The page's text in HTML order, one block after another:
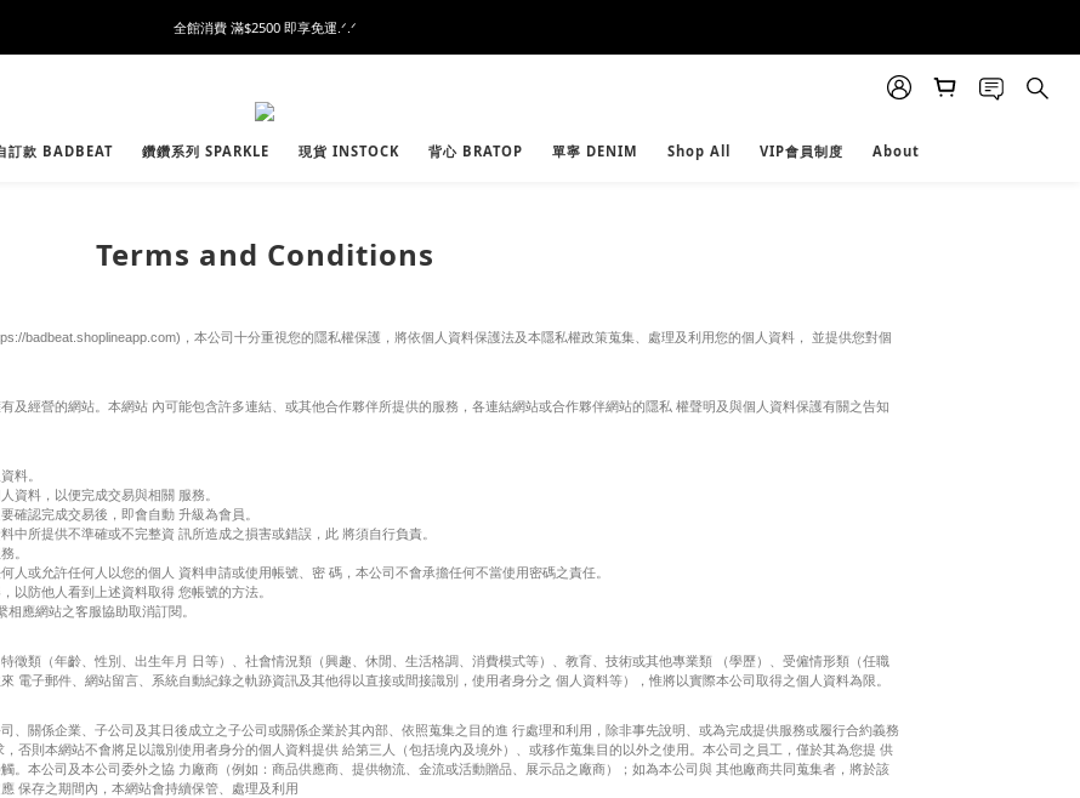
全館消費 滿$2500 即享免運.ᐟ.ᐟ
訂款 BADBEAT 鑽鑽系列 SPARKLE 現貨 INSTOCK 背心 BRATOP 單寧 DENIM Shop All VIP會員制度 About
Terms and Conditions
badbeat.shoplineapp.com)，本公司十分重視您的隱私權保護，將依個人資料保護法及本隱私權政策蒐集、處理及利用您的個人資料， 並提供您對個
及經營的網站。本網站 內可能包含許多連結、或其他合作夥伴所提供的服務，各連結網站或合作夥伴網站的隱私 權聲明及與個人資料保護有關之告知
料。
資料，以便完成交易與相關 服務。
確認完成交易後，即會自動 升級為會員。
所提供不準確或不完整資 訊所造成之損害或錯誤，此 將須自行負責。
。
或允許任何人以您的個人 資料申請或使用帳號、密 碼，本公司不會承擔任何不當使用密碼之責任。
以防他人看到上述資料取得 您帳號的方法。
應網站之客服協助取消訂閱。
徵類（年齡、性別、出生年月 日等）、社會情況類（興趣、休閒、生活格調、消費模式等）、教育、技術或其他專業類 （學歷）、受僱情形類（任職
電子郵件、網站留言、系統自動紀錄之軌跡資訊及其他得以直接或間接識別，使用者身分之 個人資料等），惟將以實際本公司取得之個人資料為限。
、關係企業、子公司及其日後成立之子公司或關係企業於其內部、依照蒐集之目的進 行處理和利用，除非事先說明、或為完成提供服務或履行合約義務
否則本網站不會將足以識別使用者身分的個人資料提供 給第三人（包括境內及境外）、或移作蒐集目的以外之使用。本公司之員工，僅於其為您提 供
。本公司及本公司委外之協 力廠商（例如：商品供應商、提供物流、金流或活動贈品、展示品之廠商）；如為本公司與 其他廠商共同蒐集者，將於該
保存之期間內，本網站會持續保管、處理及利用